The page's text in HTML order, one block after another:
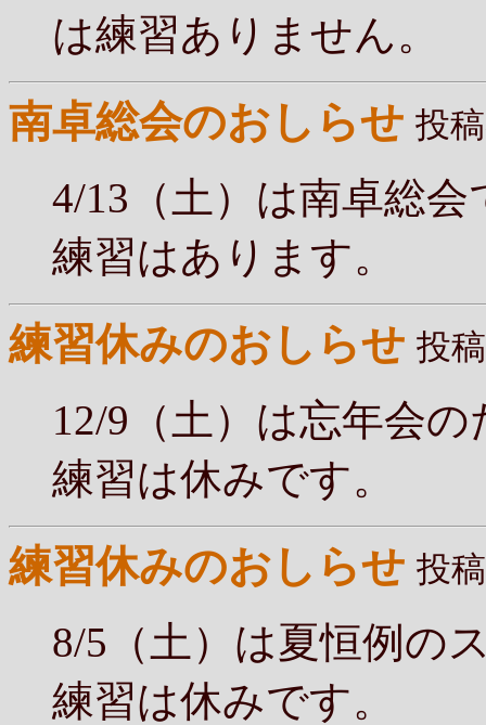
は練習ありません。
南卓総会のおしらせ 投
4/13（土）は南卓総会
練習はあります。
練習休みのおしらせ 投
12/9（土）は忘年会の
練習は休みです。
練習休みのおしらせ 投
8/5（土）は夏恒例の
練習は休みです。